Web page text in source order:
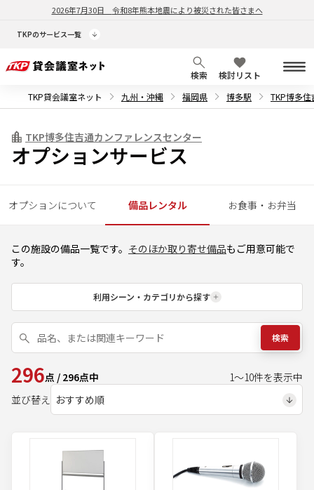
2026年7月30日 令和8年熊本地震により被災された皆さまへ
TKPのサービス一覧
検索
検討リスト
TKP貸会議室ネット
九州・沖縄 福岡県 博多駅 TKP博多
TKP博多住吉通カンファレンスセンター
オプションサービス
オプションについて 備品レンタル お食事・お弁当
この施設の備品一覧です。 そのほか取り寄せ備品もご用意可能で
す。
利用シーン・カテゴリから探す
検索
296点 / 296点中 1～10件を表示中
並び替え